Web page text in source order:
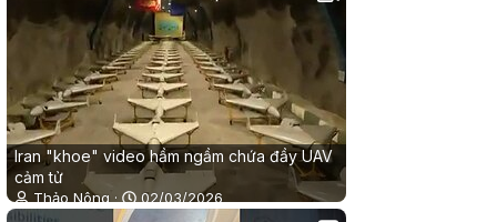
Iran "khoe" video hầm ngầm chứa đầy UAV
cảm tử
Thảo Nông
02/03/2026
0